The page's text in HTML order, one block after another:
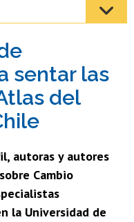
os
ossentar las
del
autoras y autores
Cambio
la Universidad de